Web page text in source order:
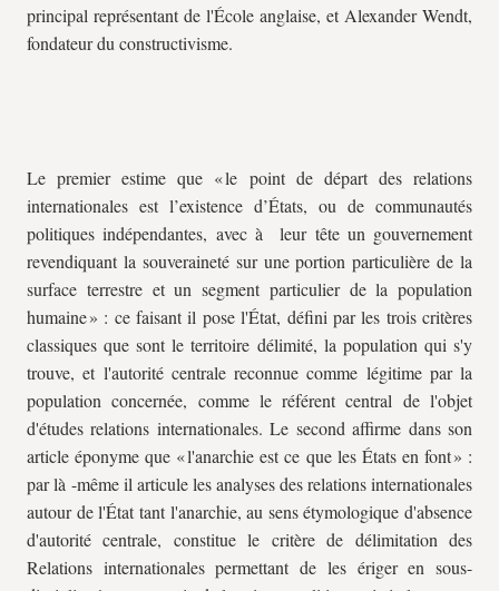
principal représentant de l'École anglaise, et Alexander Wendt,
fondateur du constructivisme.
Le premier estime que « le point de départ des relations
internationales est l’existence d’États, ou de communautés
politiques indépendantes, avec à leur tête un gouvernement
revendiquant la souveraineté sur une portion particulière de la
surface terrestre et un segment particulier de la population
humaine » : ce faisant il pose l'État, défini par les trois critères
classiques que sont le territoire délimité, la population qui s'y
trouve, et l'autorité centrale reconnue comme légitime par la
population concernée, comme le référent central de l'objet
d'études relations internationales. Le second affirme dans son
article éponyme que « l'anarchie est ce que les États en font » :
par là -même il articule les analyses des relations internationales
autour de l'État tant l'anarchie, au sens étymologique d'absence
d'autorité centrale, constitue le critère de délimitation des
Relations internationales permettant de les ériger en sous-